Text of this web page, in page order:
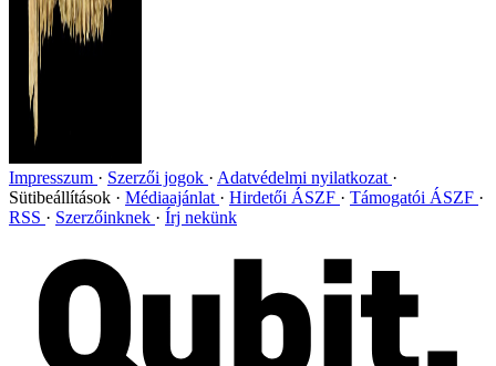
Impresszum Szerzői jogok
Adatvédelmi nyilatkozat
Sütibeállítások
Médiaajánlat Hirdetői ÁSZF
Támogatói ÁSZF
RSS
Szerzőinknek Írj nekünk